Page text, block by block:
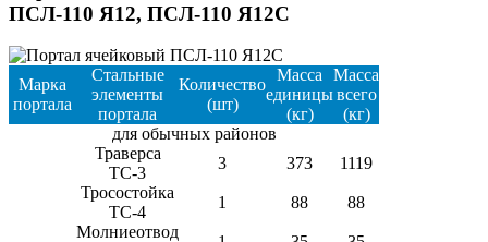
ПСЛ-110 Я12, ПСЛ-110 Я12С
Марка
портала
Стальные
элементы
портала
Количество
(шт)
Масса
единицы
(кг)
Масса
всего
(кг)
для обычных районов
Траверса
ТС-3
3 373
1119
Тросостойка
ТС-4
1 88
88
Молниеотвод